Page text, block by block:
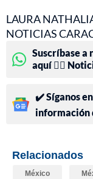
LAURA
NOTICIAS
Suscríbase a
aquí 👉🏻
✔️ Síganos
información
Relacionados
México